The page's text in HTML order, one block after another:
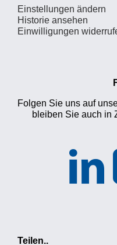
Einstellungen ändern
Historie ansehen
Einwilligungen
Folgen Sie uns auf
bleiben Sie auch in
Teilen..